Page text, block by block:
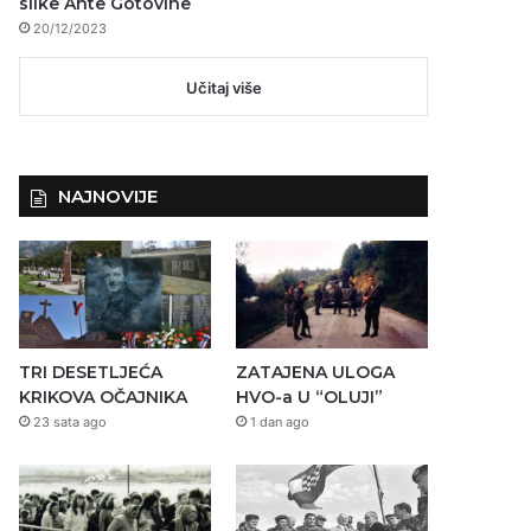
20/12/2023
Učitaj više
NAJNOVIJE
TRI DESETLJEĆA
KRIKOVA OČAJNIKA
23 sata ago
ZATAJENA ULOGA
HVO-a U “OLUJI”
1 dan ago